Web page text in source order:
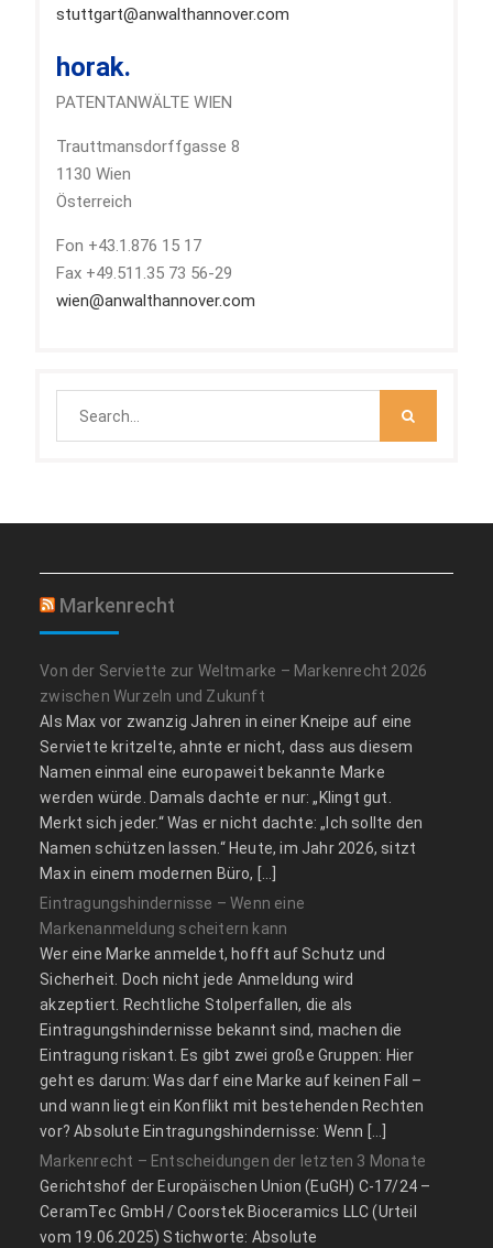
stuttgart@anwalthannover.com
horak.
PATENTANWÄLTE WIEN
Trauttmansdorffgasse 8
1130 Wien
Österreich
Fon +43.1.876 15 17
Fax +49.511.35 73 56-29
wien@anwalthannover.com
Markenrecht
Von der Serviette zur Weltmarke – Markenrecht 2026
zwischen Wurzeln und Zukunft
Als Max vor zwanzig Jahren in einer Kneipe auf eine
Serviette kritzelte, ahnte er nicht, dass aus diesem
Namen einmal eine europaweit bekannte Marke
werden würde. Damals dachte er nur: „Klingt gut.
Merkt sich jeder.“ Was er nicht dachte: „Ich sollte den
Namen schützen lassen.“ Heute, im Jahr 2026, sitzt
Max in einem modernen Büro, […]
Eintragungshindernisse – Wenn eine
Markenanmeldung scheitern kann
Wer eine Marke anmeldet, hofft auf Schutz und
Sicherheit. Doch nicht jede Anmeldung wird
akzeptiert. Rechtliche Stolperfallen, die als
Eintragungshindernisse bekannt sind, machen die
Eintragung riskant. Es gibt zwei große Gruppen: Hier
geht es darum: Was darf eine Marke auf keinen Fall –
und wann liegt ein Konflikt mit bestehenden Rechten
vor? Absolute Eintragungshindernisse: Wenn […]
Markenrecht – Entscheidungen der letzten 3 Monate
Gerichtshof der Europäischen Union (EuGH) C‑17/24 –
CeramTec GmbH / Coorstek Bioceramics LLC (Urteil
vom 19.06.2025) Stichworte: Absolute